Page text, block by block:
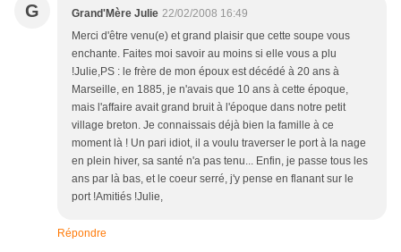
G Grand'Mère Julie 22/02/2008 16:49
Merci d'être venu(e) et grand plaisir que cette soupe vous
enchante. Faites moi savoir au moins si elle vous a plu
!Julie,PS : le frère de mon époux est décédé à 20 ans à
Marseille, en 1885, je n'avais que 10 ans à cette époque,
mais l'affaire avait grand bruit à l'époque dans notre petit
village breton. Je connaissais déjà bien la famille à ce
moment là ! Un pari idiot, il a voulu traverser le port à la nage
en plein hiver, sa santé n'a pas tenu... Enfin, je passe tous les
ans par là bas, et le coeur serré, j'y pense en flanant sur le
port !Amitiés !Julie,
Répondre